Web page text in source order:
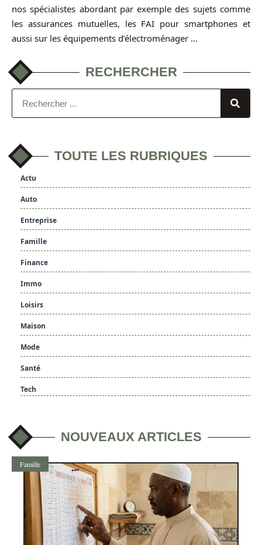
nos spécialistes abordant par exemple des sujets comme
les assurances mutuelles, les FAI pour smartphones et
aussi sur les équipements d’électroménager …
RECHERCHER
TOUTE LES RUBRIQUES
Actu
Auto
Entreprise
Famille
Finance
Immo
Loisirs
Maison
Mode
Santé
Tech
NOUVEAUX ARTICLES
Famille